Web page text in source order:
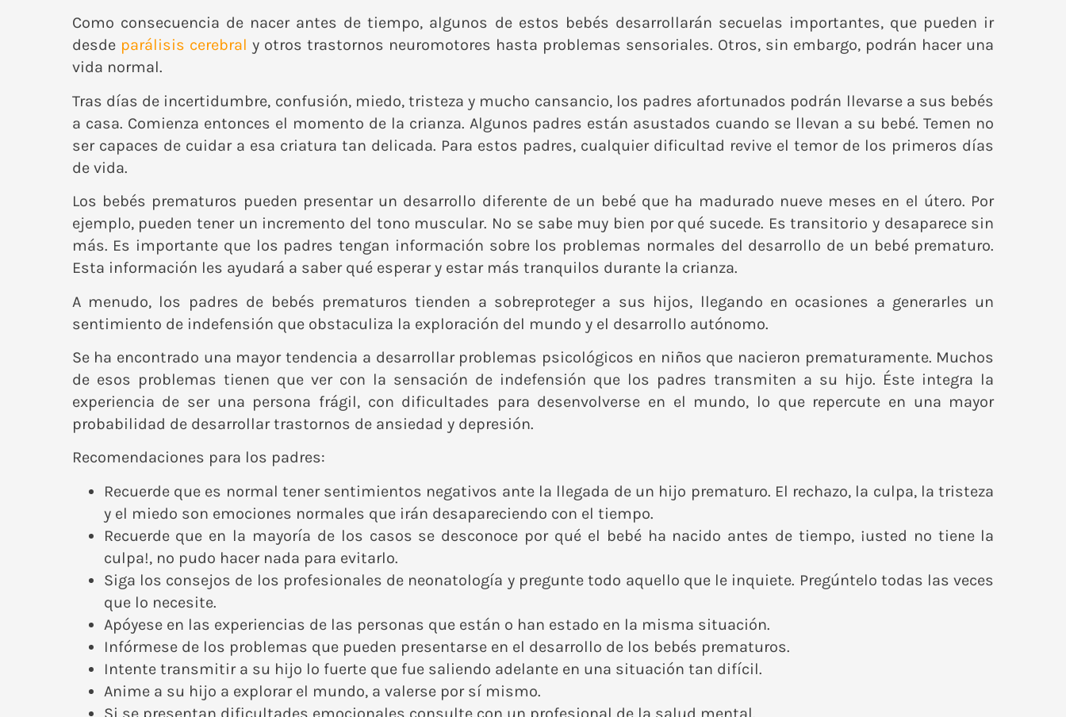
Como consecuencia de nacer antes de tiempo, algunos de estos bebés desarrollarán secuelas importantes, que pueden ir
desde parálisis cerebral y otros trastornos neuromotores hasta problemas sensoriales. Otros, sin embargo, podrán hacer una
vida normal.
Tras días de incertidumbre, confusión, miedo, tristeza y mucho cansancio, los padres afortunados podrán llevarse a sus bebés
a casa. Comienza entonces el momento de la crianza. Algunos padres están asustados cuando se llevan a su bebé. Temen no
ser capaces de cuidar a esa criatura tan delicada. Para estos padres, cualquier dificultad revive el temor de los primeros días
de vida.
Los bebés prematuros pueden presentar un desarrollo diferente de un bebé que ha madurado nueve meses en el útero. Por
ejemplo, pueden tener un incremento del tono muscular. No se sabe muy bien por qué sucede. Es transitorio y desaparece sin
más. Es importante que los padres tengan información sobre los problemas normales del desarrollo de un bebé prematuro.
Esta información les ayudará a saber qué esperar y estar más tranquilos durante la crianza.
A menudo, los padres de bebés prematuros tienden a sobreproteger a sus hijos, llegando en ocasiones a generarles un
sentimiento de indefensión que obstaculiza la exploración del mundo y el desarrollo autónomo.
Se ha encontrado una mayor tendencia a desarrollar problemas psicológicos en niños que nacieron prematuramente. Muchos
de esos problemas tienen que ver con la sensación de indefensión que los padres transmiten a su hijo. Éste integra la
experiencia de ser una persona frágil, con dificultades para desenvolverse en el mundo, lo que repercute en una mayor
probabilidad de desarrollar trastornos de ansiedad y depresión.
Recomendaciones para los padres:
Recuerde que es normal tener sentimientos negativos ante la llegada de un hijo prematuro. El rechazo, la culpa, la tristeza
y el miedo son emociones normales que irán desapareciendo con el tiempo.
Recuerde que en la mayoría de los casos se desconoce por qué el bebé ha nacido antes de tiempo, ¡usted no tiene la
culpa!, no pudo hacer nada para evitarlo.
Siga los consejos de los profesionales de neonatología y pregunte todo aquello que le inquiete. Pregúntelo todas las veces
que lo necesite.
Apóyese en las experiencias de las personas que están o han estado en la misma situación.
Infórmese de los problemas que pueden presentarse en el desarrollo de los bebés prematuros.
Intente transmitir a su hijo lo fuerte que fue saliendo adelante en una situación tan difícil.
Anime a su hijo a explorar el mundo, a valerse por sí mismo.
Si se presentan dificultades emocionales consulte con un profesional de la salud mental.